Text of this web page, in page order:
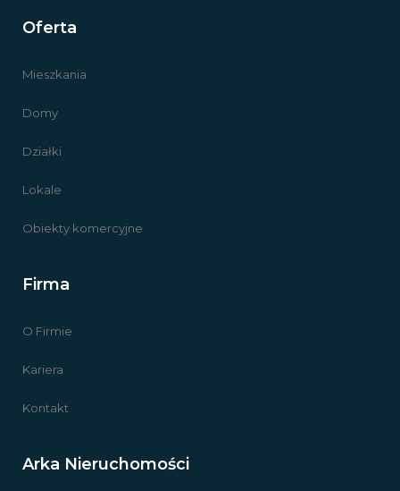
Oferta
Mieszkania
Domy
Działki
Lokale
Obiekty komercyjne
Firma
O Firmie
Kariera
Kontakt
Arka Nieruchomości